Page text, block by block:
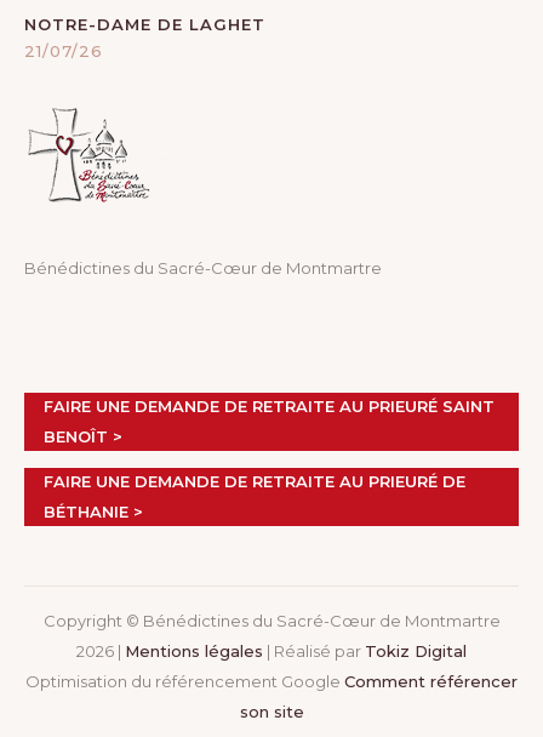
NOTRE-DAME DE LAGHET
21/07/26
Bénédictines du Sacré-Cœur de Montmartre
FAIRE UNE DEMANDE DE RETRAITE AU PRIEURÉ SAINT
BENOÎT >
FAIRE UNE DEMANDE DE RETRAITE AU PRIEURÉ DE
BÉTHANIE >
Copyright © Bénédictines du Sacré-Cœur de Montmartre
2026 | Mentions légales | Réalisé par Tokiz Digital
Optimisation du référencement Google Comment référencer
son site